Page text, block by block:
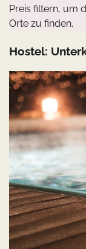
Preis filtern, um
Orte zu finden.
Hostel: